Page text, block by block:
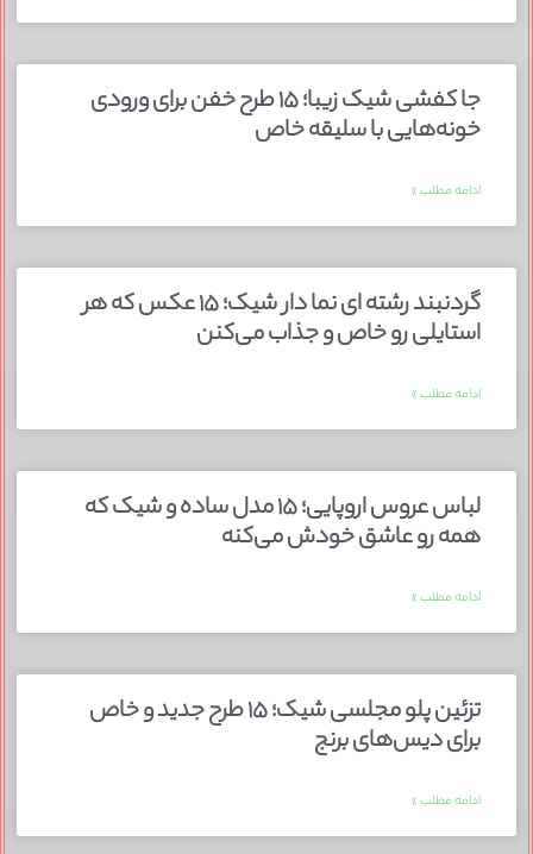
جا کفشی شیک زیبا؛ ۱۵ طرح خفن برای ورودی
خونه‌هایی با سلیقه خاص
ادامه مطلب »
گردنبند رشته ای نما دار شیک؛ ۱۵ عکس که هر
استایلی رو خاص و جذاب می‌کنن
ادامه مطلب »
لباس عروس اروپایی؛ ۱۵ مدل ساده و شیک که
همه رو عاشق خودش می‌کنه
ادامه مطلب »
تزئین پلو مجلسی شیک؛ ۱۵ طرح جدید و خاص
برای دیس‌های برنج
ادامه مطلب »